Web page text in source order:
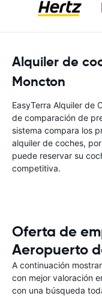
Alquiler de
Moncton
EasyTerra Alquiler de
de comparación de
sistema compara los
alquiler de coches,
puede reservar su
competitiva.
Oferta de
Aeropuerto
A continuación
con mejor valoración
con una búsqueda